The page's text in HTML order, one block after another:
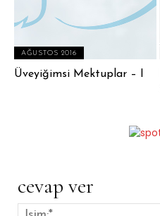
AĞUSTOS 2016
Üveyiğimsi Mektuplar – I
cevap ver